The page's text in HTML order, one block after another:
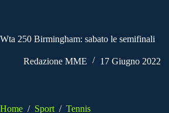
Wta 250 Birmingham: sabato le semifinali
Redazione MME 17 Giugno 2022
Home / Sport / Tennis